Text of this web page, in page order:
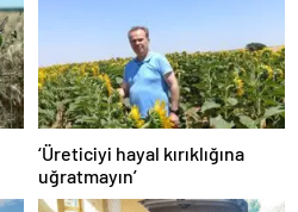
‘Üreticiyi hayal kırıklığına
uğratmayın’